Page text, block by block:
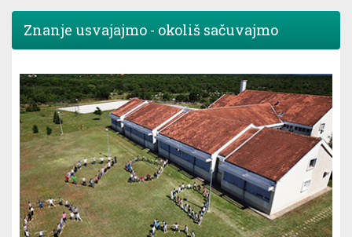
Znanje usvajajmo - okoliš sačuvajmo